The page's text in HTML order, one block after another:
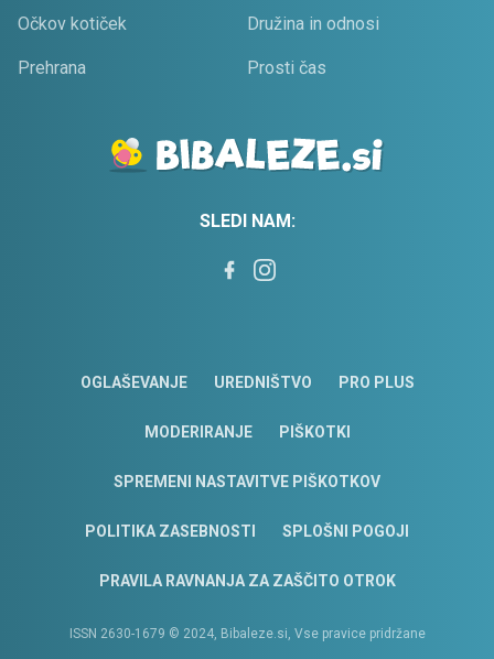
Očkov kotiček Družina in odnosi
Prehrana Prosti čas
SLEDI NAM:
OGLAŠEVANJE UREDNIŠTVO PRO PLUS
MODERIRANJE PIŠKOTKI
SPREMENI NASTAVITVE PIŠKOTKOV
POLITIKA ZASEBNOSTI SPLOŠNI POGOJI
PRAVILA RAVNANJA ZA ZAŠČITO OTROK
ISSN 2630-1679 © 2024, Bibaleze.si, Vse pravice pridržane